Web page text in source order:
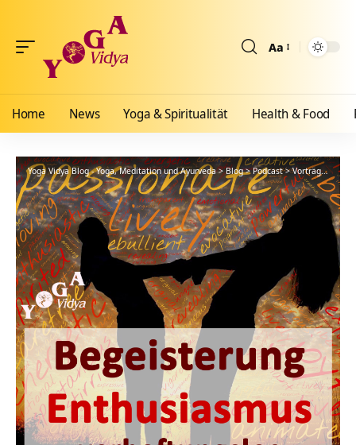
Aa
Home News Yoga & Spiritualität Health & Food
Yoga Vidya Blog - Yoga, Meditation und Ayurveda>Blog>Podcast>Vorträge >